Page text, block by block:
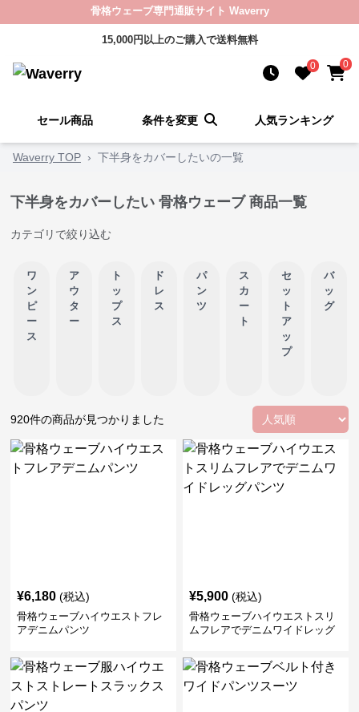
骨格ウェーブ専門通販サイト Waverry
15,000円以上のご購入で送料無料
0 0
セール商品 条件を変更 人気ランキング
Waverry TOP › 下半身をカバーしたいの一覧
下半身をカバーしたい 骨格ウェーブ 商品一覧
カテゴリで絞り込む
ワ
ン
ピ
ー
ス
ア
ウ
タ
ー
ト
ッ
プ
ス
ド
レ
ス
パ
ン
ツ
ス
カ
ー
ト
セ
ッ
ト
ア
ッ
プ
バ
ッ
グ
920件の商品が見つかりました
¥6,180 (税込)
骨格ウェーブハイウエストフレ
アデニムパンツ
¥5,900 (税込)
骨格ウェーブハイウエストスリ
ムフレアでデニムワイドレッグ